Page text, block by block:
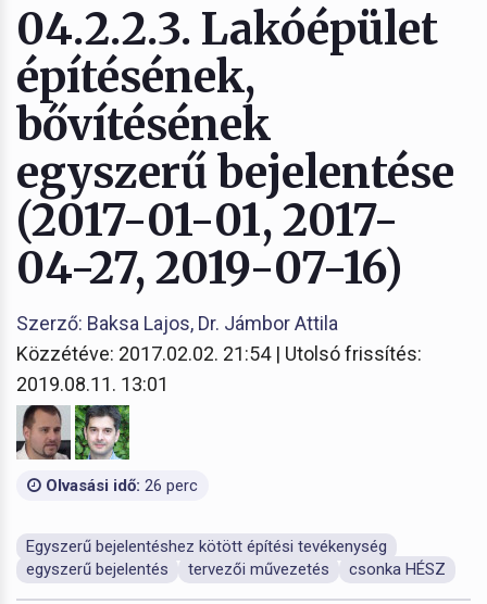
04.2.2.3. Lakóépület
építésének,
bővítésének
egyszerű bejelentése
(2017-01-01, 2017-
04-27, 2019-07-16)
Szerző: Baksa Lajos, Dr. Jámbor Attila
Közzétéve: 2017.02.02. 21:54 | Utolsó frissítés:
2019.08.11. 13:01
Olvasási idő: 26 perc
Egyszerű bejelentéshez kötött építési tevékenység
egyszerű bejelentés
tervezői művezetés csonka HÉSZ